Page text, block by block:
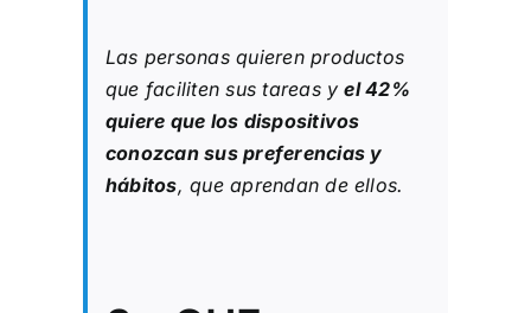
Las personas quieren productos
que faciliten sus tareas yel 42%
quiere que los dispositivos
conozcan sus preferencias y
hábitos, que aprendan de ellos.